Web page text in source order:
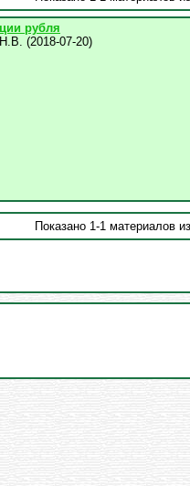
рубля
(2018-07-20)
Показано 1-1 материалов